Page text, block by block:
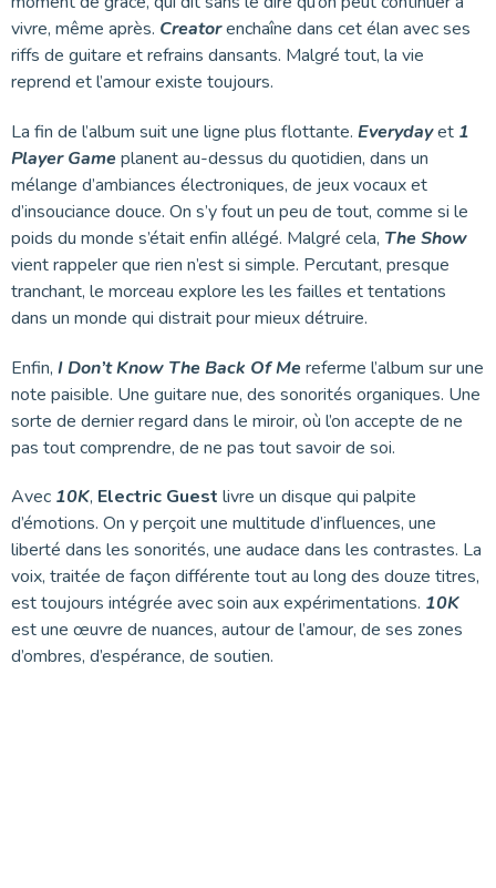
vivre, même après. Creatorenchaîne dans cet élan avec ses
riffs de guitare et refrains dansants. Malgré tout, la vie
reprend et l’amour existe toujours.
La fin de l’album suit une ligne plus flottante. Everydayet 1
Player Gameplanent au-dessus du quotidien, dans un
mélange d’ambiances électroniques, de jeux vocaux et
d’insouciance douce. On s’y fout un peu de tout, comme si le
poids du monde s’était enfin allégé. Malgré cela, The Show
vient rappeler que rien n’est si simple. Percutant, presque
tranchant, le morceau explore les les failles et tentations
dans un monde qui distrait pour mieux détruire.
Enfin, I Don’t Know The Back Of Mereferme l’album sur une
note paisible. Une guitare nue, des sonorités organiques. Une
sorte de dernier regard dans le miroir, où l’on accepte de ne
pas tout comprendre, de ne pas tout savoir de soi.
Avec 10K, Electric Guest livre un disque qui palpite
d’émotions. On y perçoit une multitude d’influences, une
liberté dans les sonorités, une audace dans les contrastes. La
voix, traitée de façon différente tout au long des douze titres,
est toujours intégrée avec soin aux expérimentations. 10K
est une œuvre de nuances, autour de l’amour, de ses zones
d’ombres, d’espérance, de soutien.